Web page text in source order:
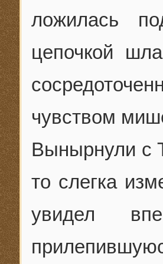
ложилась
цепочкой
чувством
Вынырнули с
то слегка
увидел